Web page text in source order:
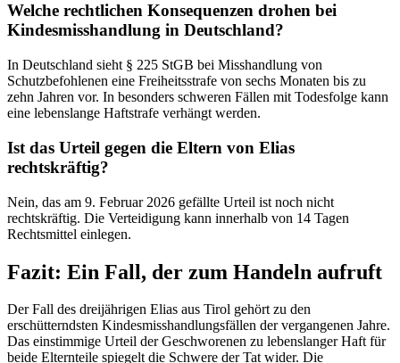
Welche rechtlichen Konsequenzen drohen bei
Kindesmisshandlung in Deutschland?
In Deutschland sieht § 225 StGB bei Misshandlung von
Schutzbefohlenen eine Freiheitsstrafe von sechs Monaten bis zu
zehn Jahren vor. In besonders schweren Fällen mit Todesfolge kann
eine lebenslange Haftstrafe verhängt werden.
Ist das Urteil gegen die Eltern von Elias
rechtskräftig?
Nein, das am 9. Februar 2026 gefällte Urteil ist noch nicht
rechtskräftig. Die Verteidigung kann innerhalb von 14 Tagen
Rechtsmittel einlegen.
Fazit: Ein Fall, der zum Handeln aufruft
Der Fall des dreijährigen Elias aus Tirol gehört zu den
erschütterndsten Kindesmisshandlungsfällen der vergangenen Jahre.
Das einstimmige Urteil der Geschworenen zu lebenslanger Haft für
beide Elternteile spiegelt die Schwere der Tat wider. Die